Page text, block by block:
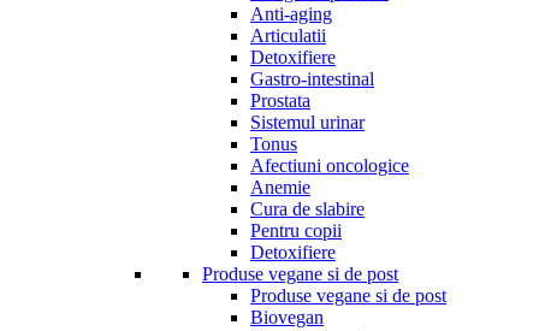
Anti-aging
Articulatii
Detoxifiere
Gastro-intestinal
Prostata
Sistemul urinar
Tonus
Afectiuni oncologice
Anemie
Cura de slabire
Pentru copii
Detoxifiere
Produse vegane si de post
Produse vegane si de post
Biovegan